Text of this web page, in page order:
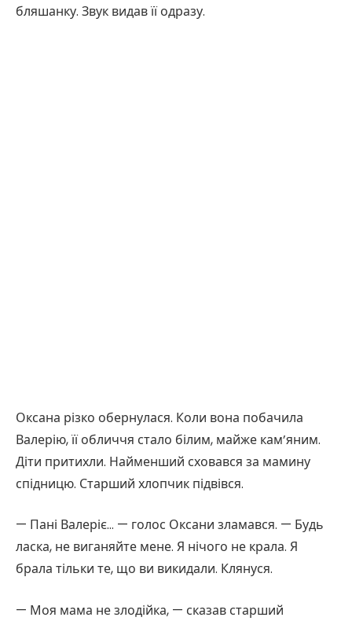
бляшанку. Звук видав її одразу.
Оксана різко обернулася. Коли вона побачила
Валерію, її обличчя стало білим, майже кам’яним.
Діти притихли. Найменший сховався за мамину
спідницю. Старший хлопчик підвівся.
— Пані Валеріє… — голос Оксани зламався. — Будь
ласка, не виганяйте мене. Я нічого не крала. Я
брала тільки те, що ви викидали. Клянуся.
— Моя мама не злодійка, — сказав старший